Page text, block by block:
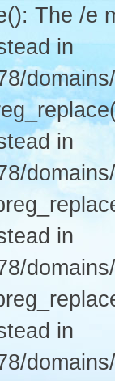
The /e
in
in
in
in